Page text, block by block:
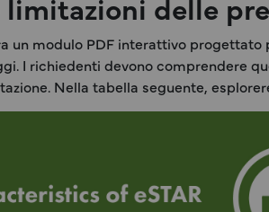
un modulo PDF interattivo
I richiedenti devono comprendere
Nella tabella seguente,